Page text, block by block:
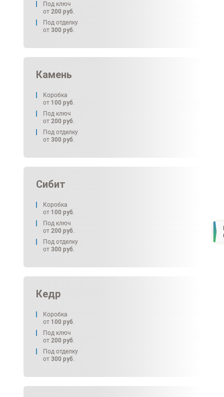
Под ключ
от 200 руб.
Под отделку
от 300 руб.
Камень
Коробка
от 100 руб.
Под ключ
от 200 руб.
Под отделку
от 300 руб.
Сибит
Коробка
от 100 руб.
Под ключ
от 200 руб.
Под отделку
от 300 руб.
Кедр
Коробка
от 100 руб.
Под ключ
от 200 руб.
Под отделку
от 300 руб.